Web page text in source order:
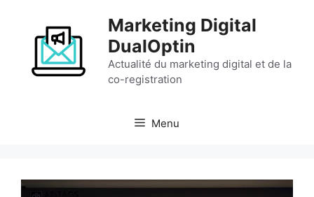
contenu
Marketing Digital
DualOptin
Actualité du marketing digital et de la
co-registration
Menu